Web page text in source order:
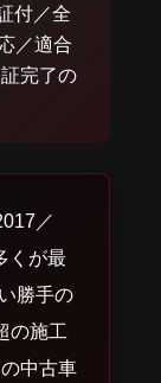
付／全
／適合
完了の
／
くが最
勝手の
の施工
中古車